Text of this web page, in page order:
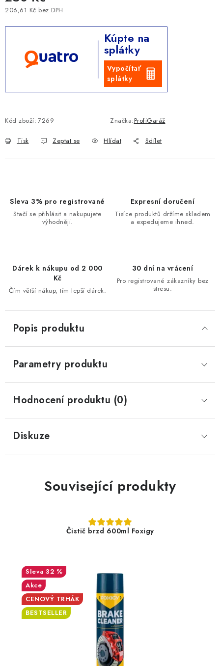
206,61 Kč bez DPH
Kúpte na
splátky
Vypočítať
splátky
Kód zboží: 7269 Značka:ProfiGaráž
Tisk Zeptat se Hlídat Sdílet
Sleva 3% pro registrované
Stačí se přihlásit a nakupujete
výhodněji.
Expresní doručení
Tisíce produktů držíme skladem
a expedujeme ihned.
Dárek k nákupu od 2 000
Kč
Čím větší nákup, tím lepší dárek.
30 dní na vrácení
Pro registrované zákazníky bez
stresu.
Popis produktu
Parametry produktu
Hodnocení produktu (0)
Diskuze
Související produkty
Čistič brzd 600ml Foxigy
32 %
Akce
CENOVÝ TRHÁK
BESTSELLER